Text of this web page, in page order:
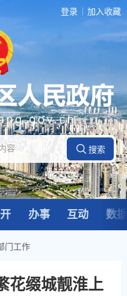
登录 加入收藏
办事 互动 数
门工作
花缀城靓淮上